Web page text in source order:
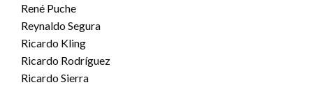
René Puche
Reynaldo Segura
Ricardo Kling
Ricardo Rodríguez
Ricardo Sierra